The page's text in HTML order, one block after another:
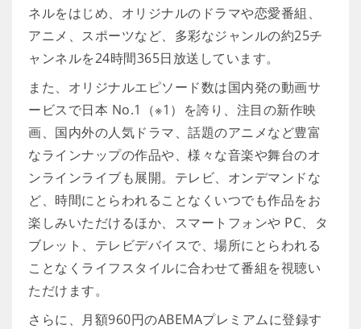
ネルをはじめ、オリジナルのドラマや恋愛番組、
アニメ、スポーツなど、多彩なジャンルの約25チ
ャンネルを24時間365日放送しています。
また、オリジナルエピソード数は国内発の動画サ
ービスで日本 No.1（※1）を誇り、注目の新作映
画、国内外の人気ドラマ、話題のアニメなど豊富
なラインナップの作品や、様々な音楽や舞台のオ
ンラインライブも展開。テレビ、オンデマンドな
ど、時間にとらわれることなくいつでも作品をお
楽しみいただけるほか、スマートフォンや PC、タ
ブレット、テレビデバイスで、場所にとらわれる
ことなくライフスタイルに合わせて番組を視聴い
ただけます。
さらに、月額960円のABEMAプレミアムに登録す